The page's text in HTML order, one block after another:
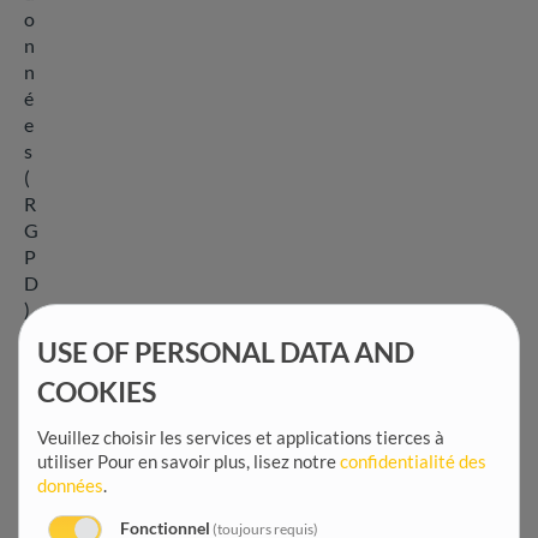
o
n
n
é
e
s
(
R
G
P
D
)
USE OF PERSONAL DATA AND
COOKIES
Veuillez choisir les services et applications tierces à
utiliser Pour en savoir plus, lisez notreconfidentialité des
données.
Fonctionnel (toujours requis)